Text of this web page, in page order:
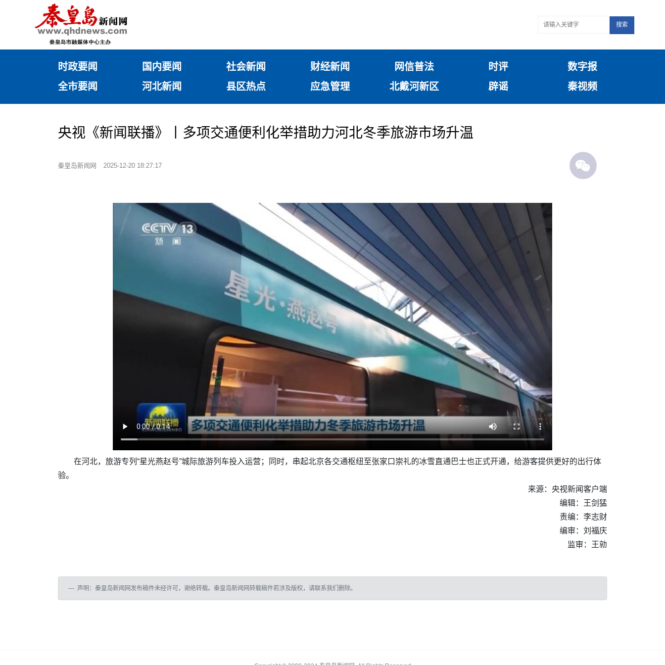
搜索
时政要闻 国内要闻 社会新闻 财经新闻 网信普法 时评
数字报
全市要闻
河北新闻 县区热点 应急管理 北戴河新区 辟谣 秦视频
央视《新闻联播》丨多项交通便利化举措助力河北冬季旅游市场升温
秦皇岛新闻网 2025-12-20 18:27:17
在河北，旅游专列“星光燕赵号”城际旅游列车投入运营；同时，串起北京各交通枢纽至张家口崇礼的冰雪直通巴士也正式开通，给游客提供更好的出行体
验。
来源：央视新闻客户端
编辑：王剑猛
责编：李志财
编审：刘福庆
监审：王勍
声明：秦皇岛新闻网发布稿件未经许可，谢绝转载。秦皇岛新闻网转载稿件若涉及版权，请联系我们删除。